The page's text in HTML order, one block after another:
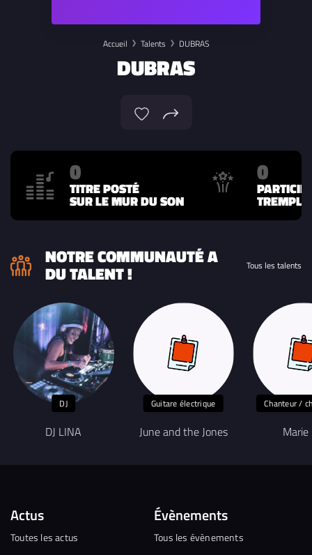
Accueil Talents DUBRAS
DUBRAS
0
TITRE POSTÉ
SUR LE MUR DU SON
0
NOTRE COMMUNAUTÉ A
DU TALENT ! Tous les talents
DJ
DJ LINA
Guitare électrique
June and the Jones
Chanteur /
Marie
Actus
Toutes les actus
Évènements
Tous les évènements